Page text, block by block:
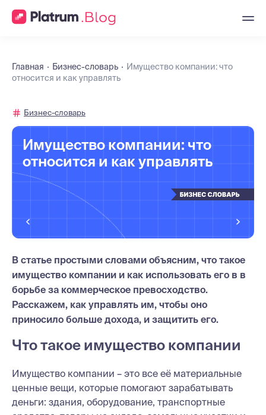
Главная Бизнес-словарь
Имущество компании: что
относится и как управлять
Бизнес-словарь
Имущество компании: что
относится и как управлять
В статье простыми словами объясним, что такое
имущество компании и как использовать его в в
борьбе за коммерческое превосходство.
Расскажем, как управлять им, чтобы оно
приносило больше дохода, и защитить его.
Что такое имущество компании
Имущество компании – это все её материальные
ценные вещи, которые помогают зарабатывать
деньги: здания, оборудование, транспортные